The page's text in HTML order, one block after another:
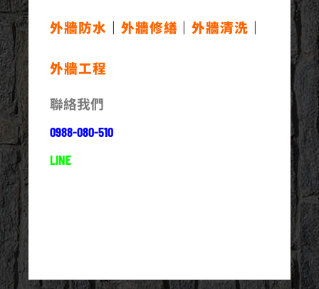
外牆防水 外牆修繕 ｜外牆清洗
外牆工程
聯絡我們
0988-080-510
LINE